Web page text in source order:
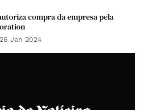
compra da empresa pela
26 Jan 2024